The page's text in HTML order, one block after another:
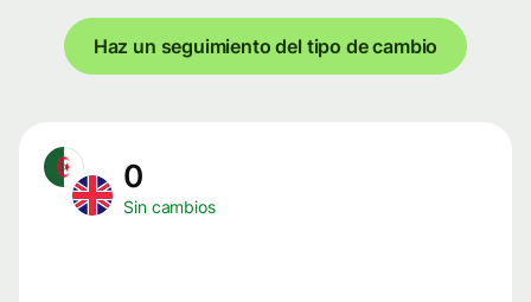
Haz un seguimiento del tipo de cambio
0
Sin cambios